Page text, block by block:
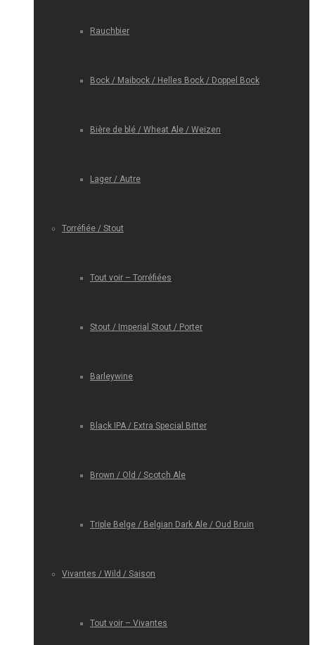
Rauchbier
Bock / Maibock / Helles Bock / Doppel Bock
Bière de blé / Wheat Ale / Weizen
Lager / Autre
Torréfiée / Stout
Tout voir – Torréfiées
Stout / Imperial Stout / Porter
Barleywine
Black IPA / Extra Special Bitter
Brown / Old / Scotch Ale
Triple Belge / Belgian Dark Ale / Oud Bruin
Vivantes / Wild / Saison
Tout voir – Vivantes